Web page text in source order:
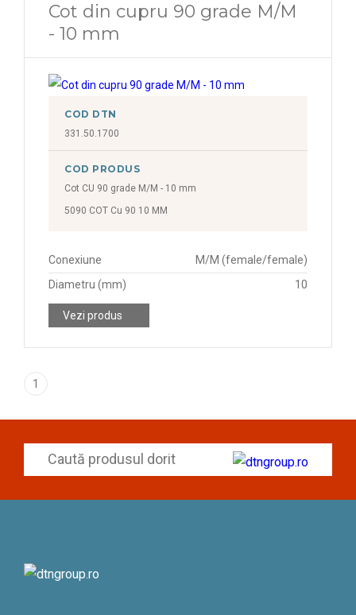
Cot din cupru 90 grade M/M
- 10 mm
COD DTN
331.50.1700
COD PRODUS
Cot CU 90 grade M/M - 10 mm
5090 COT Cu 90 10 MM
Conexiune
M/M (female/female)
Diametru (mm)
10
Vezi produs
1